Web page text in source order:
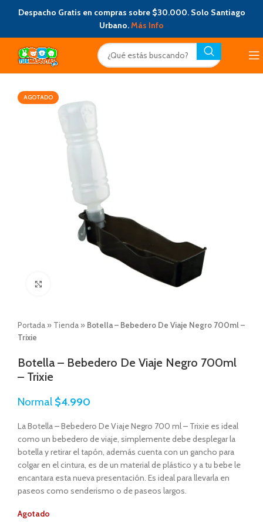
Despacho Gratis en compras sobre $30.000. Solo Santiago
Urbano.Más Info
AGOTADO
Portada » Tienda » Botella – Bebedero De Viaje Negro 700ml –
Trixie
Botella – Bebedero De Viaje Negro 700ml
– Trixie
Normal $4.990
La Botella – Bebedero De Viaje Negro 700 ml – Trixie es ideal
como un bebedero de viaje, simplemente debe desplegar la
botella y retirar el tapón, además cuenta con un gancho para
colgar en el cintura, es de un material de plástico y a tu bebe le
encantara esta nueva presentación. Es ideal para llevarla en
paseos como senderismo o de paseos largos.
Agotado